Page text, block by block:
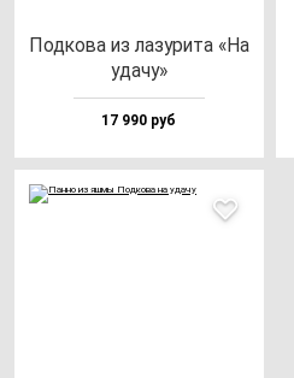
Под­ко­ва из ла­зу­ри­та «На
уда­чу»
17 990 руб